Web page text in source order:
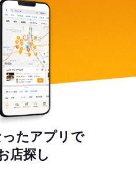
たアプリで
店探し